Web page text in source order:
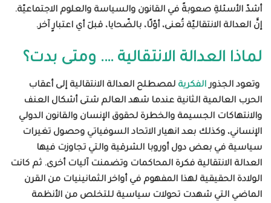
أشدّ الأسئلةِ صعوبةً في القانون والسياسة والعلوم الاجتماعيّة.
إنَّ العدالة الانتقاليّة تُعنى، أوّلًا، بالضّحايا، قبلَ أي اعتبارٍ آخر.
لماذا العدالة الانتقالية …. ومتى بدت؟
وتعود الجذورالفكرية لمصطلح العدالة الانتقالية إلى أعقاب
الحرب العالمية الثانية عندما شهد العالم شتى أشكال العنف
والانتهاكات الجسيمة والخطرة لحقوق الإنسان والقانون الدولي
الإنساني، وكذلك بعد انهيار الاتحاد السوفياتي وحصول تغيرات
سياسية في بعض دول أوروبا الشرقية والتي تجاوزت فيها
العدالة الانتقالية فكرة المحاكمات وتضمنت آليات أخرى. ثم كانت
الولادة الحقيقية لهذا المفهوم في أواخر الثمانينيات من القرن
الماضي التي شهدت تحولات سياسية للتخلص من الأنظمة